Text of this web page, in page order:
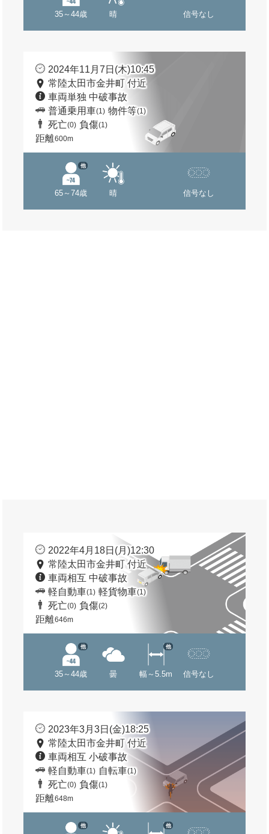
35～44歳 晴 信号なし
2024年11月7日(木)10:45
常陸太田市金井町 付近
車両単独 中破事故
普通乗用車(1) 物件等(1)
死亡(0) 負傷(1)
距離600m
65～74歳
他
晴 信号なし
2022年4月18日(月)12:30
常陸太田市金井町 付近
車両相互 中破事故
軽自動車(1) 軽貨物車(1)
死亡(0) 負傷(2)
距離646m
35～44歳
他
曇 幅～5.5m
他
信号なし
2023年3月3日(金)18:25
常陸太田市金井町 付近
車両相互 小破事故
軽自動車(1) 自転車(1)
死亡(0) 負傷(1)
距離648m
他 他